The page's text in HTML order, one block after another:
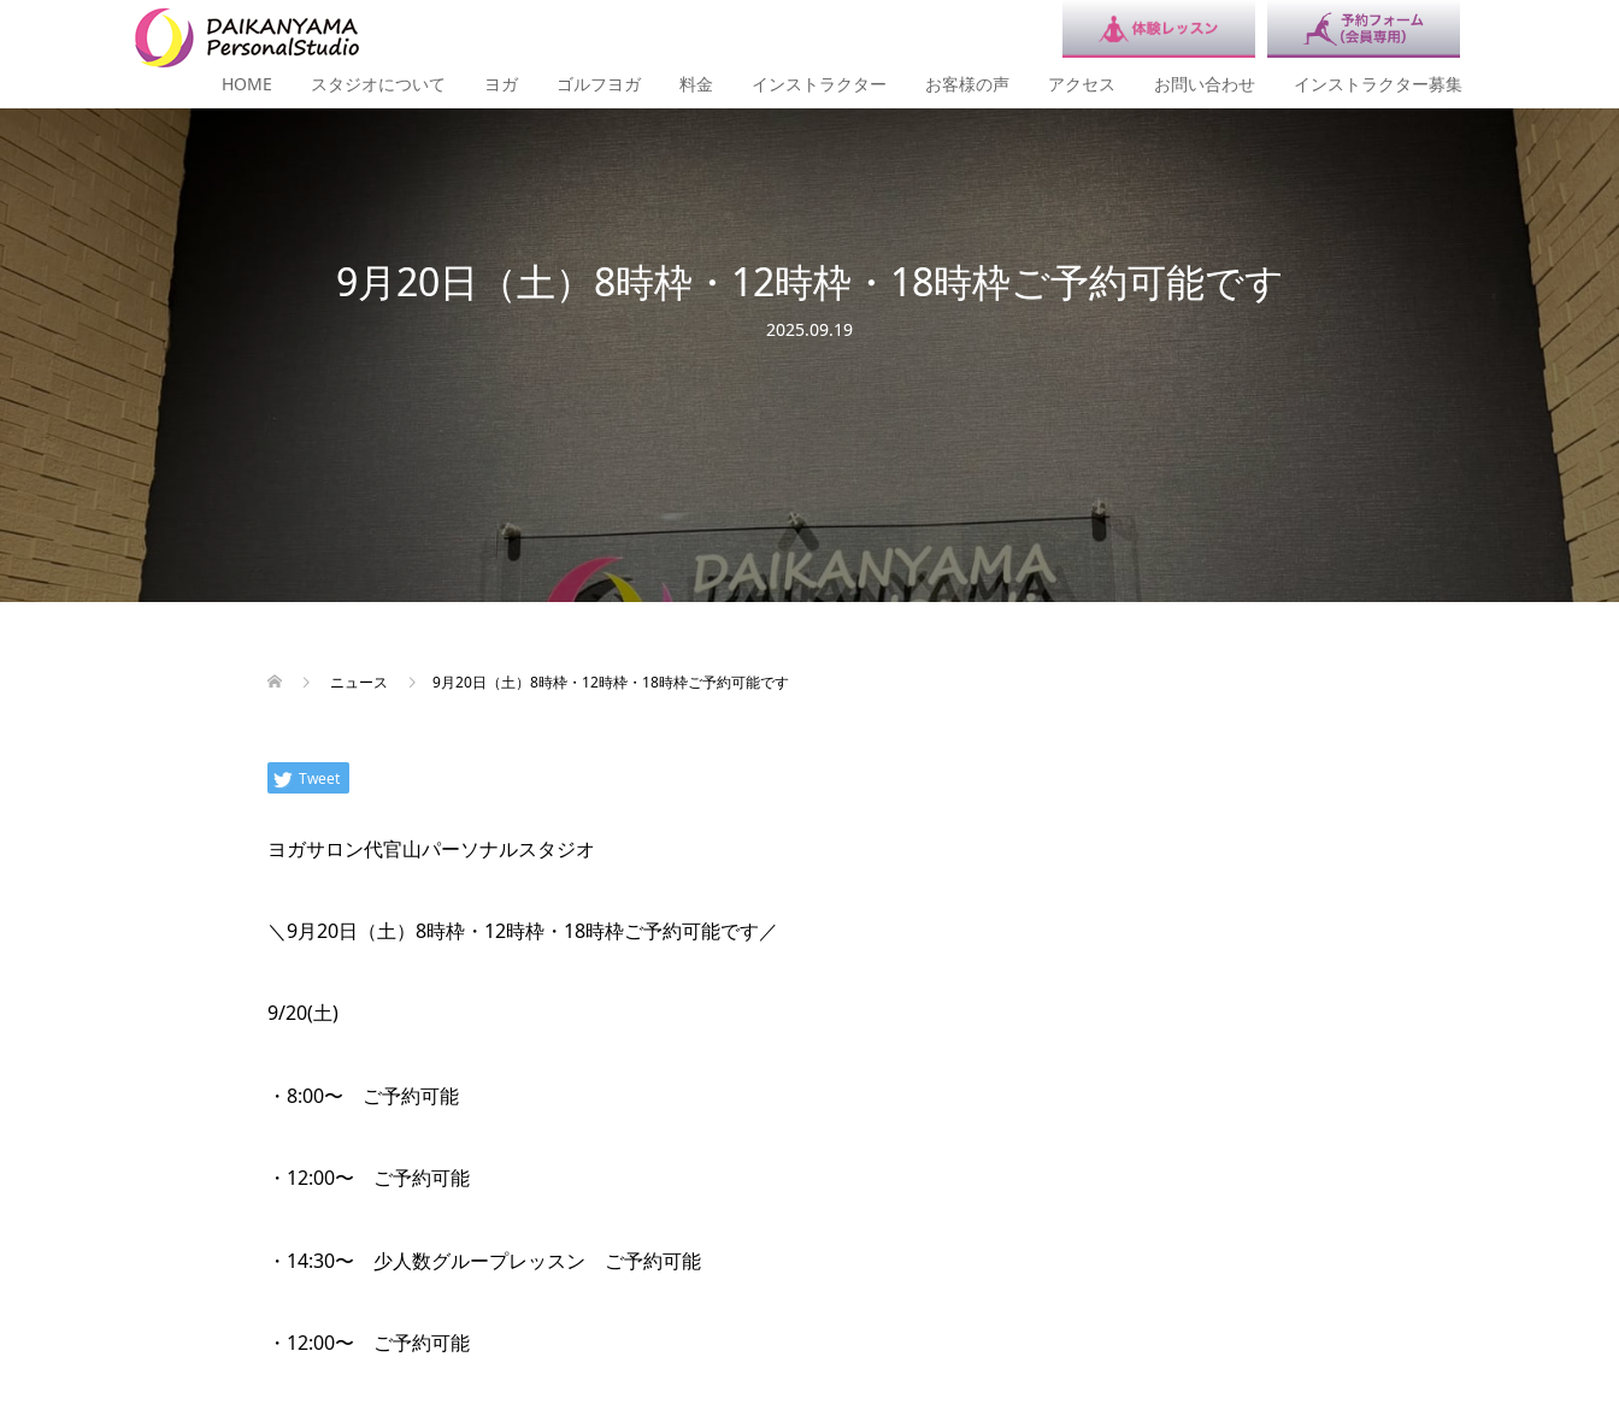
HOME スタジオについて ヨガ ゴルフヨガ 料金 インストラクター お客様の声 アクセス お問い合わせ インストラクター募集
9月20日（土）8時枠・12時枠・18時枠ご予約可能です
2025.09.19
ニュース 9月20日（土）8時枠・12時枠・18時枠ご予約可能です
Tweet
ヨガサロン代官山パーソナルスタジオ
＼9月20日（土）8時枠・12時枠・18時枠ご予約可能です／
9/20(土)
・8:00〜 ご予約可能
・12:00〜 ご予約可能
・14:30〜 少人数グループレッスン ご予約可能
・12:00〜 ご予約可能